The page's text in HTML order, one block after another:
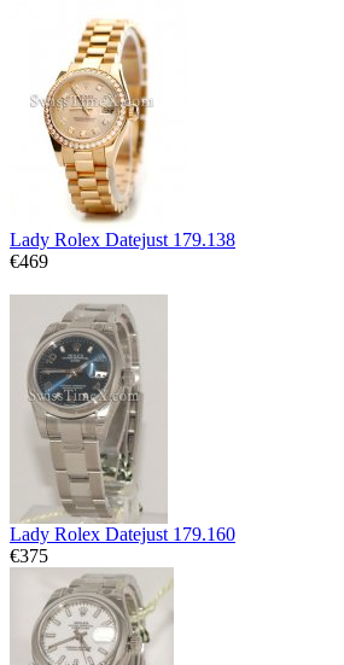
Lady Rolex Datejust 179.138
€469
Lady Rolex Datejust 179.160
€375